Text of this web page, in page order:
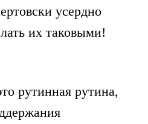
усердно
их таковыми!
рутинная рутина,